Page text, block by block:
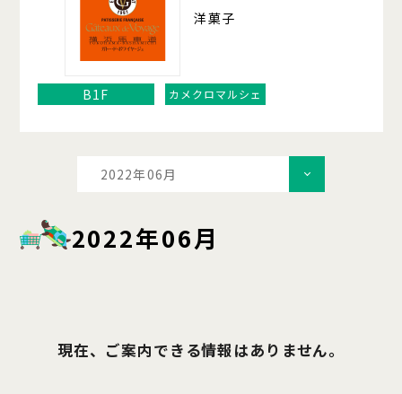
洋菓子
B1F カメクロマルシェ
2022年06月
2022年06月
現在、ご案内できる情報はありません。